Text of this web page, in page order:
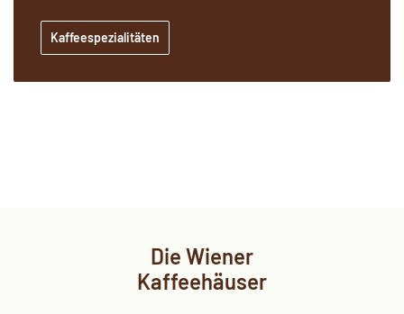
Kaffeespezialitäten
Die Wiener
Kaffeehäuser